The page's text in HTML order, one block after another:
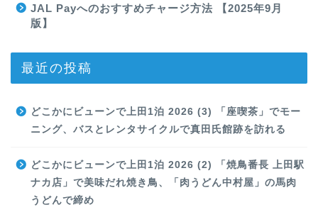
JAL Payへのおすすめチャージ方法 【2025年9月
版】
最近の投稿
どこかにビューンで上田1泊 2026 (3) 「座喫茶」でモー
ニング、バスとレンタサイクルで真田氏館跡を訪れる
どこかにビューンで上田1泊 2026 (2) 「焼鳥番長 上田駅
ナカ店」で美味だれ焼き鳥、「肉うどん中村屋」の馬肉
うどんで締め